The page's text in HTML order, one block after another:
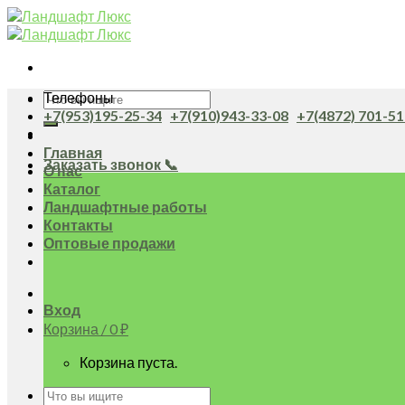
Skip
to
Искать:
Главная
О нас
Каталог
Ландшафтные работы
Контакты
Оптовые продажи
Вход
Корзина /0₽
Корзина пуста.
Искать:
Телефоны
+7(953)195-25-34 +7(910)943-33-08 +7(4872) 701-
Заказать звонок 📞